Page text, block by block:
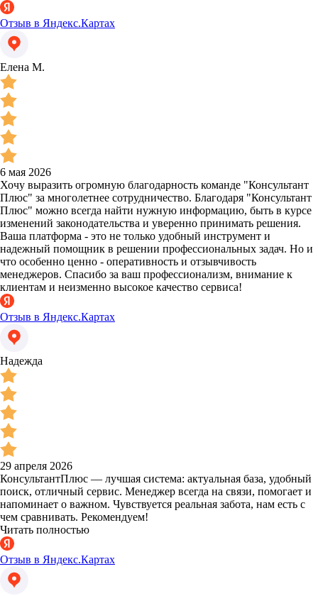
Отзыв в Яндекс.Картах
Елена М.
6 мая 2026
Хочу выразить огромную благодарность команде "Консультант
Плюс" за многолетнее сотрудничество. Благодаря "Консультант
Плюс" можно всегда найти нужную информацию, быть в курсе
изменений законодательства и уверенно принимать решения.
Ваша платформа - это не только удобный инструмент и
надежный помощник в решении профессиональных задач. Но и
что особенно ценно - оперативность и отзывчивость
менеджеров. Спасибо за ваш профессионализм, внимание к
клиентам и неизменно высокое качество сервиса!
Отзыв в Яндекс.Картах
Надежда
29 апреля 2026
КонсультантПлюс — лучшая система: актуальная база, удобный
поиск, отличный сервис. Менеджер всегда на связи, помогает и
напоминает о важном. Чувствуется реальная забота, нам есть с
чем сравнивать. Рекомендуем!
Читать полностью
Отзыв в Яндекс.Картах